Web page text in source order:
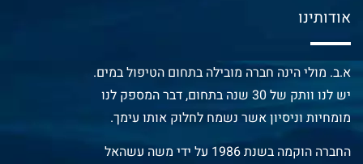
אודותינו
א.ב. מולי הינה חברה מובילה בתחום הטיפול במים.
יש לנו וותק של 30 שנה בתחום, דבר המספק לנו
מומחיות וניסיון אשר נשמח לחלוק אותו עימך.
החברה הוקמה בשנת 1986 על ידי משה עשהאל